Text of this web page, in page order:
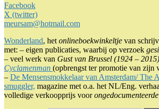
Facebook
X (twitter)
meursam@hotmail.com
Wonderland, het onlineboekwinkeltje van
met: – eigen publicaties, waarbij op verzoek
– veel werk van Gust van Brussel (1924 – 2015),
Cyclamenman (opbrengst ter promotie van zijn
– De Mensensmokkelaar van Amsterdam/ The
smuggler, magazine met o.a. het NL/Eng.
volledige verkoopprijs voor